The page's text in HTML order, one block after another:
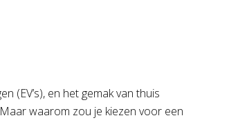
(EV’s), en het gemak van thuis
waarom zou je kiezen voor een